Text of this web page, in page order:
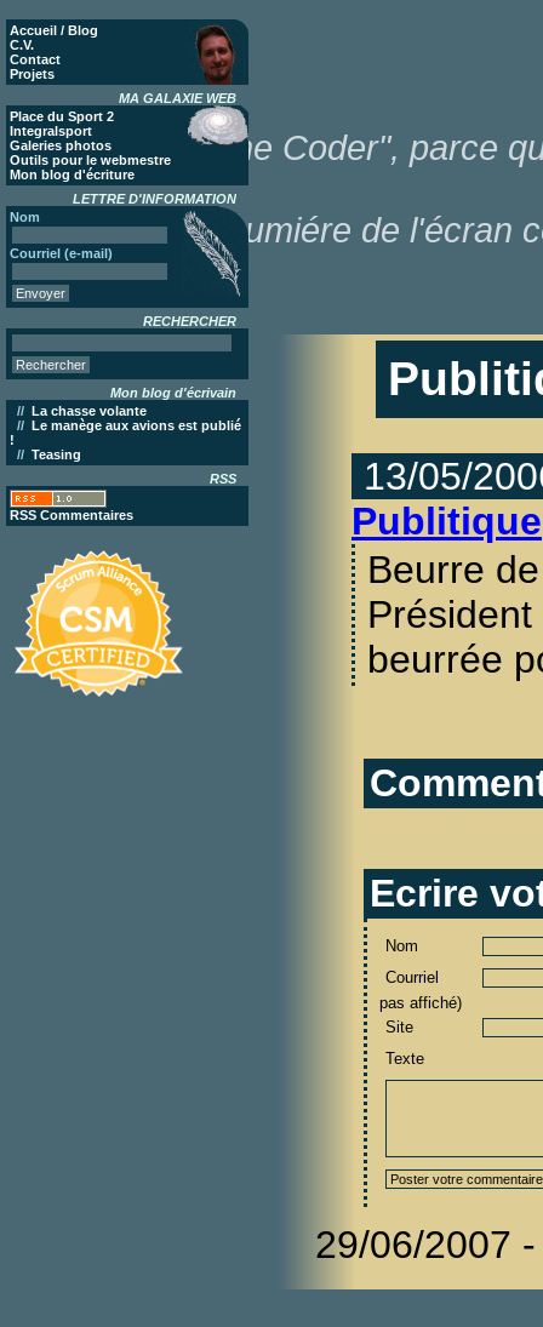
Accueil / Blog
C.V.
Contact
Projets
MA GALAXIE WEB
Place du Sport 2
Integralsport
Galeries photos
Outils pour le webmestre
Mon blog d'écriture
LETTRE D'INFORMATION
Nom
Courriel (e-mail)
RECHERCHER
Mon blog d'écrivain
// La chasse volante
// Le manège aux avions est publié
!
// Teasing
RSS
RSS Commentaires
"Poor Lonesome Coder", parce
dans la lumiére de l'écran
13/05/
Publitique
Beurre
beurrée
Ecrire
Nom
Courriel
pas affiché)
Site
Texte
29/06/2007